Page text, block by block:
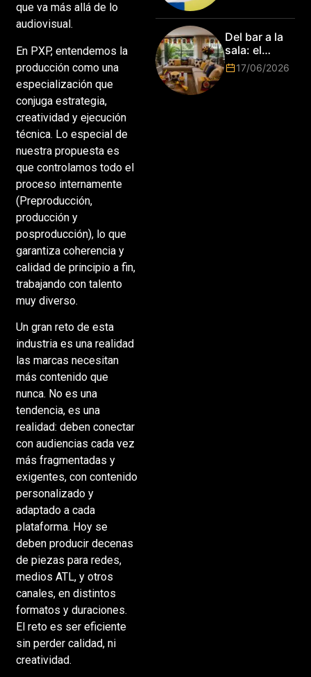
que va más allá de lo
audiovisual.
En PXP, entendemos la
producción como una
especialización que
conjuga estrategia,
creatividad y ejecución
técnica. Lo especial de
nuestra propuesta es
que controlamos todo el
proceso internamente
(Preproducción,
producción y
posproducción), lo que
garantiza coherencia y
calidad de principio a fin,
trabajando con talento
muy diverso.
Un gran reto de esta
industria es una realidad
las marcas necesitan
más contenido que
nunca. No es una
tendencia, es una
realidad: deben conectar
con audiencias cada vez
más fragmentadas y
exigentes, con contenido
personalizado y
adaptado a cada
plataforma. Hoy se
deben producir decenas
de piezas para redes,
medios ATL, y otros
canales, en distintos
formatos y duraciones.
El reto es ser eficiente
sin perder calidad, ni
creatividad.
Mundo de
Park de Roma
2026!
Del bar a la
sala: el
Mundial
2026 vuelve
17/06/2026